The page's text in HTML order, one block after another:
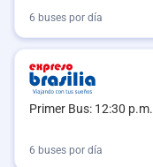
6 buses por día
Primer Bus: 12:30 p.m.
6 buses por día